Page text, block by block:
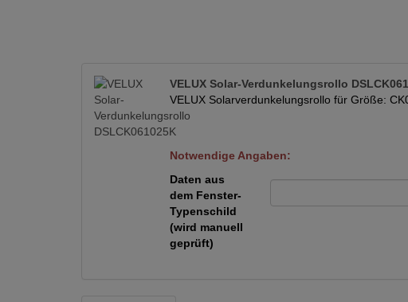
VELUX Solar-Verdunkelungsrollo
VELUX Solarverdunkelungsrollo für Größe:
Notwendige Angaben:
Daten aus
dem Fenster-
Typenschild
(wird manuell
geprüft)